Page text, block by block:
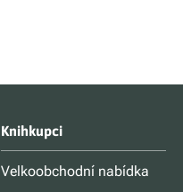
Knihkupci
Velkoobchodní nabídka